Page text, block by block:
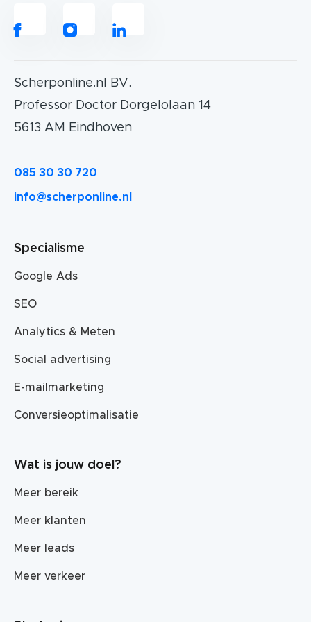
Scherponline.nl BV.
Professor Doctor Dorgelolaan 14
5613 AM Eindhoven
085 30 30 720
info@scherponline.nl
Specialisme
Google Ads
SEO
Analytics & Meten
Social advertising
E-mailmarketing
Conversieoptimalisatie
Wat is jouw doel?
Meer bereik
Meer klanten
Meer leads
Meer verkeer